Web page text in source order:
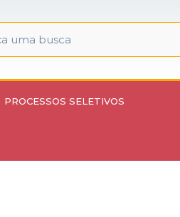
PROCESSOS SELETIVOS